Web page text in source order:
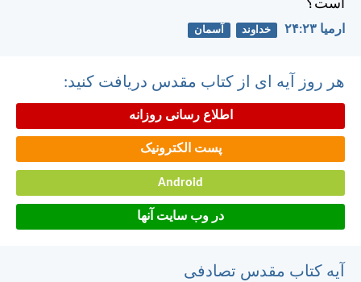
است؟
ارميا ۲۳:‏۲۴ خداوند آسمان
هر روز آیه ای از کتاب مقدس دریافت کنید:
اطلاع رسانی روزانه
پست الکترونیک
Android
در وب سایت آنها
آیه کتاب مقدس تصادفی